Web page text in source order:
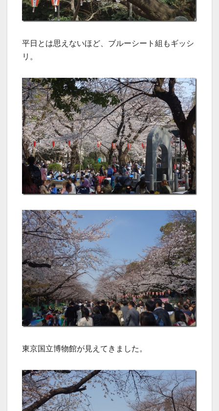
平日とは思えないほど、ブルーシート組もギッシ
リ。
東京国立博物館が見えてきました。